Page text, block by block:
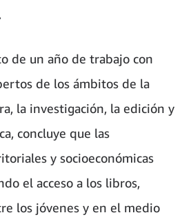
de un año de trabajo con
de los ámbitos de la
la investigación, la edición y
concluye que las
y socioeconómicas
el acceso a los libros,
los jóvenes y en el medio